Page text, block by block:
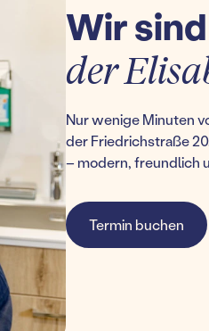
Wir
der
Nur wenige Minuten
der Friedrichstraße
– modern, freundlich
Termin buchen